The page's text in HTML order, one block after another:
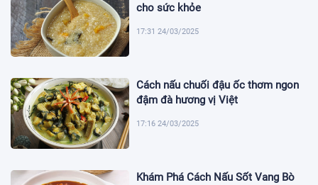
cho sức khỏe
17:31 24/03/2025
Cách nấu chuối đậu ốc thơm ngon
đậm đà hương vị Việt
17:16 24/03/2025
Khám Phá Cách Nấu Sốt Vang Bò